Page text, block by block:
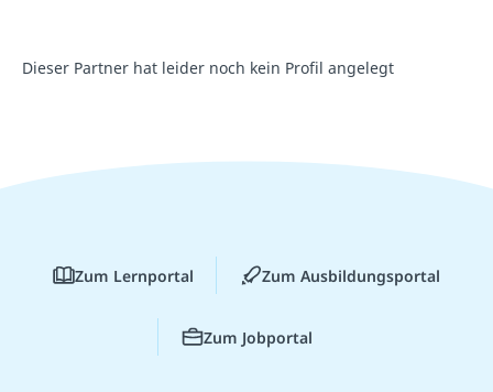
Dieser Partner hat leider noch kein Profil angelegt
Zum Lernportal Zum Ausbildungsportal
Zum Jobportal